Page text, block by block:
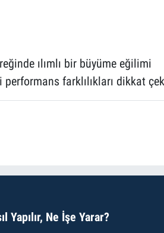
ılımlı bir büyüme eğilimi
farklılıkları dikkat
Yapılır, Ne İşe Yarar?